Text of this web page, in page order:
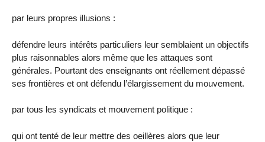
par leurs propres illusions :
défendre leurs intérêts particuliers leur semblaient un objectifs
plus raisonnables alors même que les attaques sont
générales. Pourtant des enseignants ont réellement dépassé
ses frontières et ont défendu l’élargissement du mouvement.
par tous les syndicats et mouvement politique :
qui ont tenté de leur mettre des oeillères alors que leur